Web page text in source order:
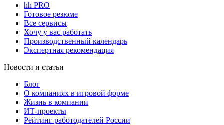
hh PRO
Готовое резюме
Все сервисы
Хочу у вас работать
Производственный календарь
Экспертная рекомендация
Новости и статьи
Блог
О компаниях в игровой форме
Жизнь в компании
ИТ-проекты
Рейтинг работодателей России